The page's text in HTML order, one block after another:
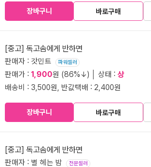
장바구니 바로구매
[중고] 독고솜에게 반하면
판매자 : 갓민트 파워셀러
판매가 : 1,900원 (86%↓) │ 상태 : 상
배송비 : 3,500원, 반값택배 : 2,400원
장바구니 바로구매
[중고] 독고솜에게 반하면
판매자 : 별 헤는 밤 전문셀러